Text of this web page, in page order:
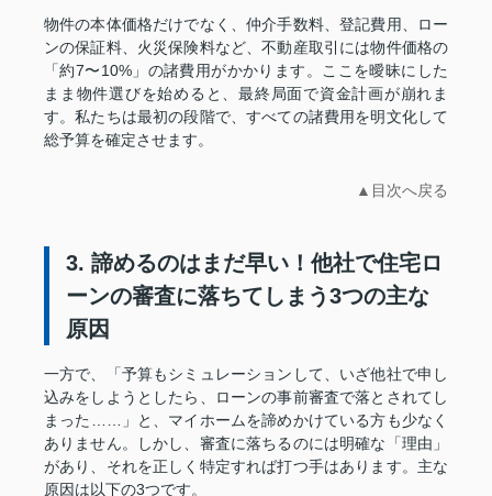
物件の本体価格だけでなく、仲介手数料、登記費用、ロー
ンの保証料、火災保険料など、不動産取引には物件価格の
「約7〜10%」の諸費用がかかります。ここを曖昧にした
まま物件選びを始めると、最終局面で資金計画が崩れま
す。私たちは最初の段階で、すべての諸費用を明文化して
総予算を確定させます。
▲目次へ戻る
3. 諦めるのはまだ早い！他社で住宅ロ
ーンの審査に落ちてしまう3つの主な
原因
一方で、「予算もシミュレーションして、いざ他社で申し
込みをしようとしたら、ローンの事前審査で落とされてし
まった……」と、マイホームを諦めかけている方も少なく
ありません。しかし、審査に落ちるのには明確な「理由」
があり、それを正しく特定すれば打つ手はあります。主な
原因は以下の3つです。